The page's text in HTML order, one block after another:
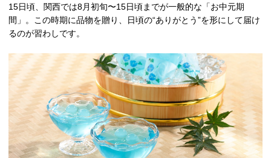
15日頃、関西では8月初旬〜15日頃までが一般的な「お中元期
間」。この時期に品物を贈り、日頃の“ありがとう”を形にして届け
るのが習わしです。